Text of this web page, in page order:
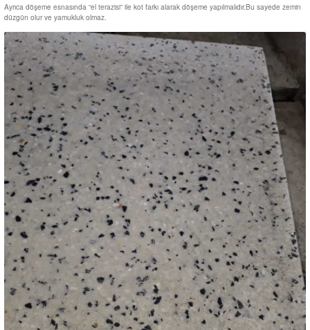
Ayrıca döşeme esnasında “el terazisi” ile kot farkı alarak döşeme yapılmalıdır.Bu sayede zemin
düzgün olur ve yamukluk olmaz.